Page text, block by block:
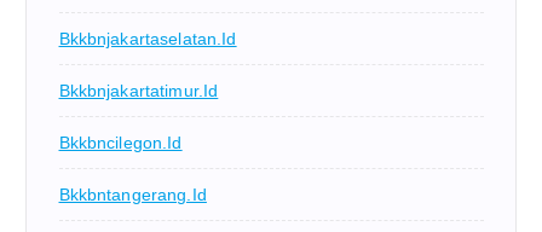
Bkkbnjakartaselatan.id
Bkkbnjakartatimur.id
Bkkbncilegon.id
Bkkbntangerang.id